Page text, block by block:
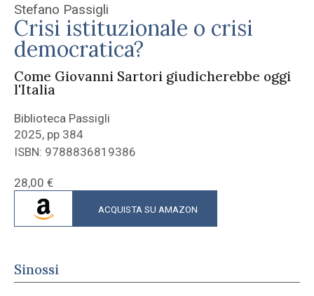
Stefano Passigli
Crisi istituzionale o crisi
democratica?
Come Giovanni Sartori giudicherebbe oggi
l'Italia
Biblioteca Passigli
2025, pp 384
ISBN: 9788836819386
28,00 €
ACQUISTA SU AMAZON
Sinossi